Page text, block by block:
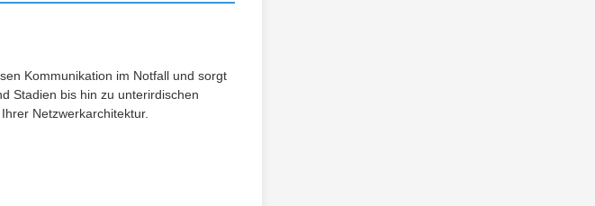
Kommunikation im Notfall und sorgt
Stadien bis hin zu unterirdischen
Netzwerkarchitektur.